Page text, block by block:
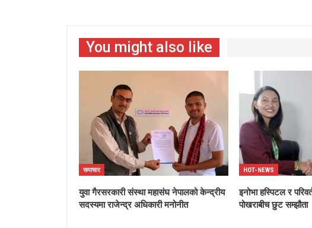
You might also like
समाचार
युवा गैरसरकारी संस्था महासंघ नेपालको केन्द्रीय
सदस्यमा राजेन्द्र अधिकारी मनोनीत
HOT-NEWS
इनोभा हस्पिटल र
पोखराबीच छुट सम्झौता